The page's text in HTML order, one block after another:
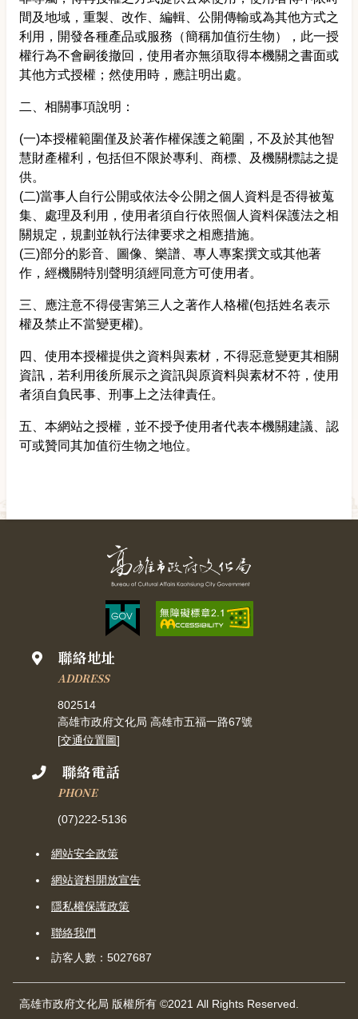
間及地域，重製、改作、編輯、公開傳輸或為其他方式之
利用，開發各種產品或服務（簡稱加值衍生物），此一授
權行為不會嗣後撤回，使用者亦無須取得本機關之書面或
其他方式授權；然使用時，應註明出處。
二、相關事項說明：
(一)本授權範圍僅及於著作權保護之範圍，不及於其他智
慧財產權利，包括但不限於專利、商標、及機關標誌之提
供。
(二)當事人自行公開或依法令公開之個人資料是否得被蒐
集、處理及利用，使用者須自行依照個人資料保護法之相
關規定，規劃並執行法律要求之相應措施。
(三)部分的影音、圖像、樂譜、專人專案撰文或其他著
作，經機關特別聲明須經同意方可使用者。
三、應注意不得侵害第三人之著作人格權(包括姓名表示
權及禁止不當變更權)。
四、使用本授權提供之資料與素材，不得惡意變更其相關
資訊，若利用後所展示之資訊與原資料與素材不符，使用
者須自負民事、刑事上之法律責任。
五、本網站之授權，並不授予使用者代表本機關建議、認
可或贊同其加值衍生物之地位。
聯絡地址
ADDRESS
802514
高雄市政府文化局 高雄市五福一路67號
[交通位置圖]
聯絡電話
PHONE
(07)222-5136
網站安全政策
網站資料開放宣告
隱私權保護政策
聯絡我們
訪客人數：5027687
高雄市政府文化局 版權所有 ©2021 All Rights Reserved.